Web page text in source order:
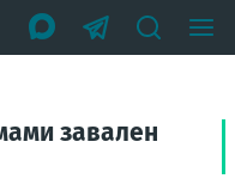
завален